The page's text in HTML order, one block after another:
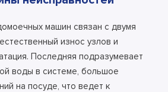
машин связан с двумя
износ узлов и
Последняя подразумевает
воды в системе, большое
на посуде, что ведет к